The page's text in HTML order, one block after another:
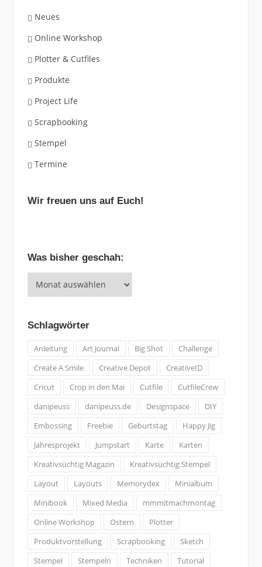
Neues
Online Workshop
Plotter & Cutfiles
Produkte
Project Life
Scrapbooking
Stempel
Termine
Wir freuen uns auf Euch!
Was bisher geschah:
bisher
Schlagwörter
Anleitung Art Journal Big Shot
Challenge
Create A Smile
Creative Depot
CreativeID
Cricut
Crop in den Mai Cutfile
CutfileCrew
danipeuss
danipeuss.de Designspace
DIY
Embossing
Freebie Geburtstag
Happy Jig
Jahresprojekt
Jumpstart Karte
Karten
Kreativsüchtig Magazin
Kreativsüchtig Stempel
Layout
Layouts Memorydex
Minialbum
Minibook
Mixed Media
mmmitmachmontag
Online Workshop
Ostern
Plotter
Produktvorstellung
Scrapbooking
Sketch
Stempel
Stempeln Techniken
Tutorial